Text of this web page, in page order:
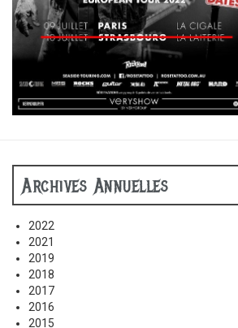
Archives Annuelles
2022
2021
2019
2018
2017
2016
2015